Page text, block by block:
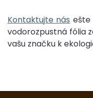
Kontaktujte nás ešte
vodorozpustná fólia
vašu značku k